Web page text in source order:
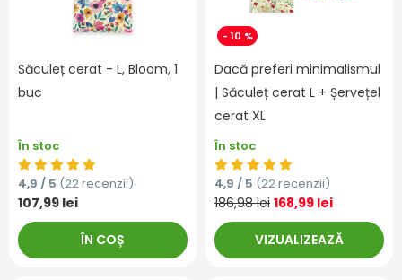
Săculeț cerat - L, Bloom, 1
buc
În stoc
4,9 / 5 (22 recenzii)
107,99 lei
ÎN COȘ
- 10 %
Dacă preferi minimalismul
| Săculeț cerat L + Șervețel
cerat XL
În stoc
4,9 / 5 (22 recenzii)
186,98 lei 168,99 lei
VIZUALIZEAZĂ